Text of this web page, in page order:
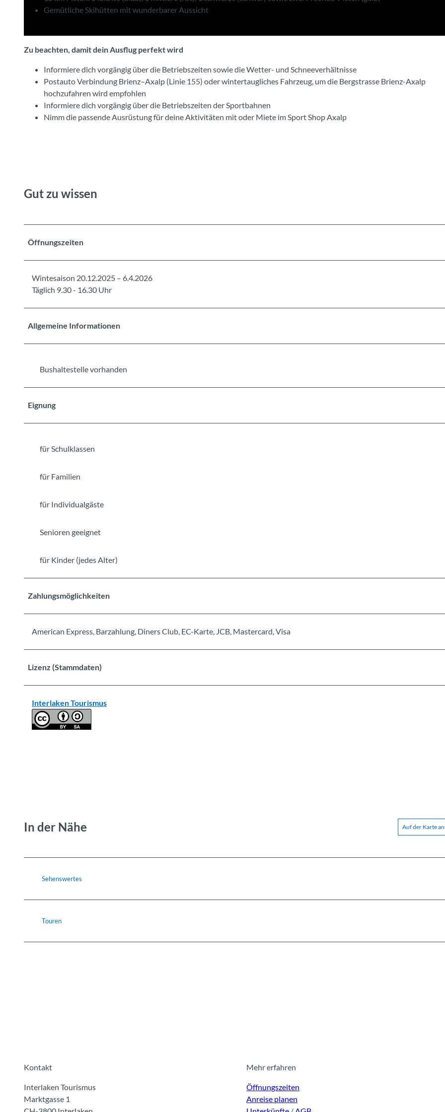
i
l
n
Gemütliche Skihütten mit wunderbarer Aussicht
Zu beachten, damit dein Ausflug perfekt wird
Informiere dich vorgängig über die Betriebszeiten sowie die Wetter- und Schneeverhältnisse
Postauto Verbindung Brienz–Axalp (Linie 155) oder wintertaugliches Fahrzeug, um die Bergstrasse Brienz-Axalp
hochzufahren wird empfohlen
Informiere dich vorgängig über die Betriebszeiten der Sportbahnen
Nimm die passende Ausrüstung für deine Aktivitäten mit oder Miete im Sport Shop Axalp
Gut zu wissen
Öffnungszeiten
Wintesaison 20.12.2025 – 6.4.2026
Täglich 9.30 - 16.30 Uhr
Allgemeine Informationen
Bushaltestelle vorhanden
Eignung
für Schulklassen
für Familien
für Individualgäste
Senioren geeignet
für Kinder (jedes Alter)
Zahlungsmöglichkeiten
American Express, Barzahlung, Diners Club, EC-Karte, JCB, Mastercard, Visa
Lizenz (Stammdaten)
Interlaken Tourismus
In der Nähe Auf der Karte
Sehenswertes
Touren
Kontakt
Interlaken Tourismus
Marktgasse 1
Mehr erfahren
Öffnungszeiten
Anreise planen